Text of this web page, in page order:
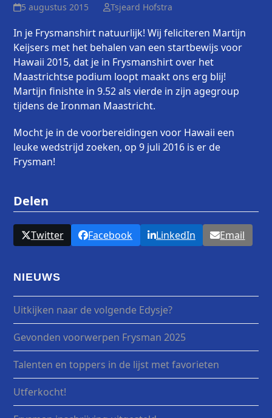
5 augustus 2015 Tsjeard Hofstra
In je Frysmanshirt natuurlijk! Wij feliciteren Martijn
Keijsers met het behalen van een startbewijs voor
Hawaii 2015, dat je in Frysmanshirt over het
Maastrichtse podium loopt maakt ons erg blij!
Martijn finishte in 9.52 als vierde in zijn agegroup
tijdens de Ironman Maastricht.
Mocht je in de voorbereidingen voor Hawaii een
leuke wedstrijd zoeken, op 9 juli 2016 is er de
Frysman!
Delen
Twitter Facebook LinkedIn Email
NIEUWS
Uitkijken naar de volgende Edysje?
Gevonden voorwerpen Frysman 2025
Talenten en toppers in de lijst met favorieten
Utferkocht!